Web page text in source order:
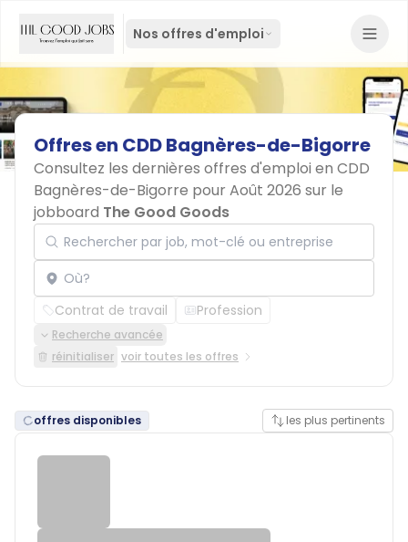
Nos offres d'emploi
Offresen CDDBagnères-de-Bigorre
Consultez les dernières offres d'emploi en CDD
Bagnères-de-Bigorre pour Août 2026 sur le
jobboard The Good Goods
Rechercher par job, mot-clé ou entreprise
Localisation
Contrat de travail Profession
Recherche avancée
réinitialiser voir toutes les offres
offres disponibles les plus pertinents